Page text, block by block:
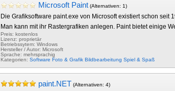
Microsoft Paint (Alternativen: 1)
Die Grafiksoftware paint.exe von Microsoft existiert schon
Man kann mit ihr Rastergrafiken anlegen. Paint bietet einige
Preis: kostenlos
Lizenz: proprietär
Betriebssytem: Windows
Hersteller / Autor: Microsoft
Sprache: mehrsprachig
Kategorien: Software Foto & Grafik Bildbearbeitung Spiel & Spaß
paint.NET (Alternativen: 4)